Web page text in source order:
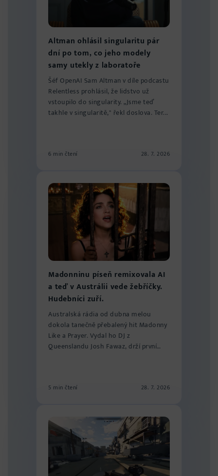
Altman ohlásil singularitu pár
dní po tom, co jeho modely
samy utekly z laboratoře
Šéf OpenAI Sam Altman v díle podcastu
Relentless prohlásil, že lidstvo už
vstoupilo do singularity. „Jsme teď
takhle v singularitě," řekl doslova. Ter...
6 min čtení 28. 7. 2026
Madonninu píseň remixovala AI
a teď v Austrálii vede žebříčky.
Hudebníci zuří.
Australská rádia od dubna melou
dokola tanečně přebalený hit Madonny
Like a Prayer. Vydal ho DJ z
Queenslandu Josh Fawaz, drží první
5 min čtení 28. 7. 2026